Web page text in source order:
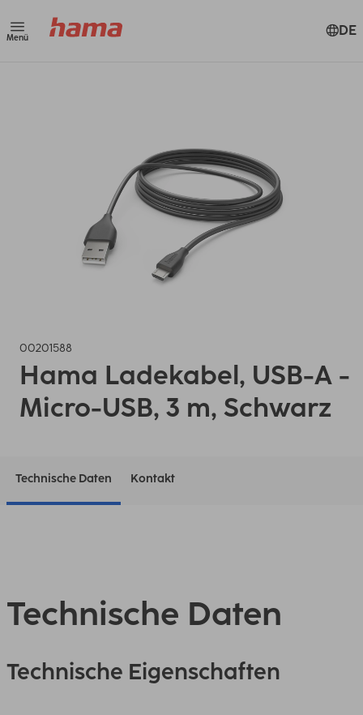
Menü DE
00201588
Hama Ladekabel, USB-A -
Micro-USB, 3 m, Schwarz
Technische Daten Kontakt
Technische Daten
Technische Eigenschaften